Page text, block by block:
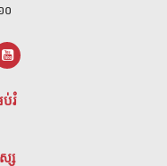
០
រំ
ស